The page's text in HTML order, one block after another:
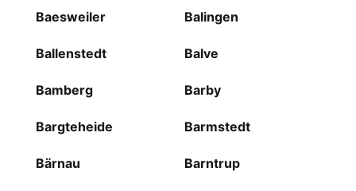
Baesweiler Balingen
Ballenstedt Balve
Bamberg Barby
Bargteheide Barmstedt
Bärnau Barntrup